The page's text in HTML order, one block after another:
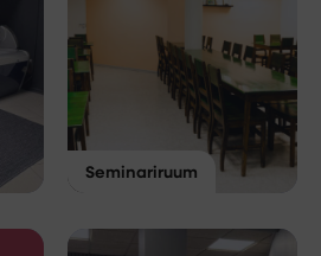
Seminariruum